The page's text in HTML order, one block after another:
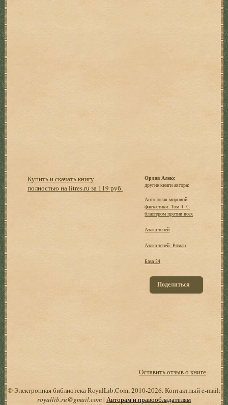
Купить и скачать книгу
полностью на litres.ru за 119 руб.
Орлов Алекс
другие книги автора:
Антология мировой
фантастики. Том 4. С
бластером против всех
Атака теней
Атака теней. Роман
База 24
Поделиться
Оставить отзыв о книге
© Электронная библиотека RoyalLib.Com, 2010-2026. Контактный e-mail:
royallib.ru@gmail.com| Авторам и правообладателям